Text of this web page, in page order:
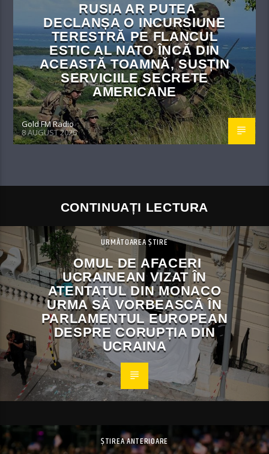
RUSIA AR PUTEA
DECLANȘA O INCURSIUNE
TERESTRĂ PE FLANCUL
ESTIC AL NATO ÎNCĂ DIN
ACEASTĂ TOAMNĂ, SUSȚIN
SERVICIILE SECRETE
AMERICANE
Gold FM Radio
8 AUGUST 2026
CONTINUAȚI LECTURA
URMĂTOAREA ȘTIRE
OMUL DE AFACERI
UCRAINEAN VIZAT ÎN
ATENTATUL DIN MONACO
URMA SĂ VORBEASCĂ ÎN
PARLAMENTUL EUROPEAN
DESPRE CORUPȚIA DIN
UCRAINA
ȘTIREA ANTERIOARE